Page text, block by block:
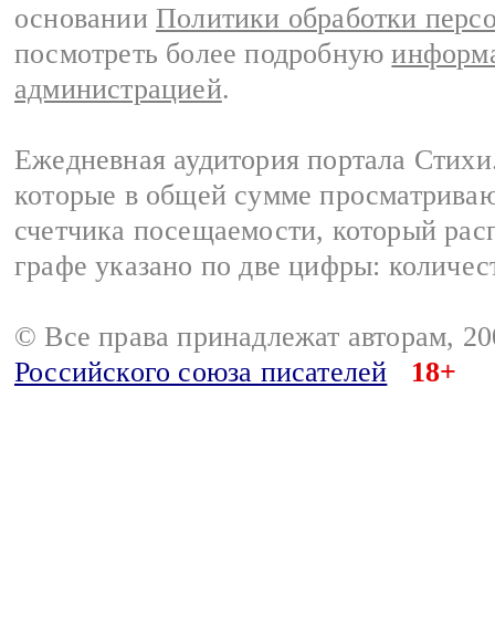
основании Политики обработки
посмотреть более подробную
администрацией.
Ежедневная аудитория портала
которые в общей сумме
счетчика посещаемости, который
графе указано по две цифры:
© Все права принадлежат авторам,
Российского союза писателей
18+